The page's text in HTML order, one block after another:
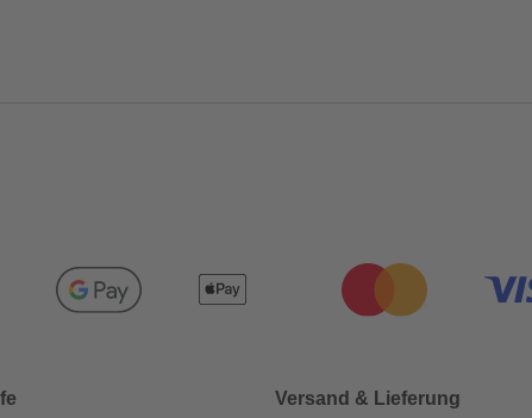
Versand & Lieferung